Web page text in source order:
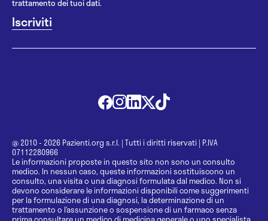
trattamento dei tuoi dati.
@ 2010 - 2026 Pazienti.org s.r.l. | Tutti i diritti riservati | P.IVA
07112280966
Le informazioni proposte in questo sito non sono un consulto
medico. In nessun caso, queste informazioni sostituiscono un
consulto, una visita o una diagnosi formulata dal medico. Non si
devono considerare le informazioni disponibili come suggerimenti
per la formulazione di una diagnosi, la determinazione di un
trattamento o l’assunzione o sospensione di un farmaco senza